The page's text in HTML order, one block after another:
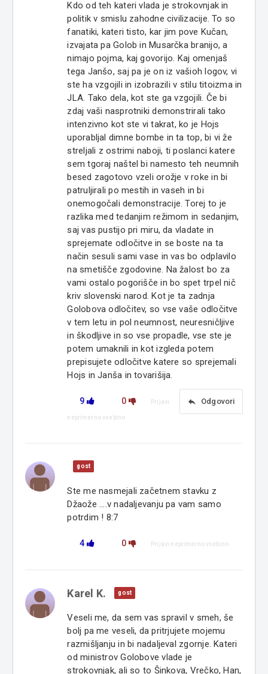
Kdo od teh kateri vlada je strokovnjak in
politik v smislu zahodne civilizacije. To so
fanatiki, kateri tisto, kar jim pove Kučan,
izvajata pa Golob in Musarčka branijo, a
nimajo pojma, kaj govorijo. Kaj omenjaš
tega Janšo, saj pa je on iz vašioh logov, vi
ste ha vzgojili in izobrazili v stilu titoizma in
JLA. Tako dela, kot ste ga vzgojili. Če bi
zdaj vaši nasprotniki demonstrirali tako
intenzivno kot ste vi takrat, ko je Hojs
uporabljal dimne bombe in ta top, bi vi že
streljali z ostrimi naboji, ti poslanci katere
sem tgoraj naštel bi namesto teh neumnih
besed zagotovo vzeli orožje v roke in bi
patruljirali po mestih in vaseh in bi
onemogočali demonstracije. Torej to je
razlika med tedanjim režimom in sedanjim,
saj vas pustijo pri miru, da vladate in
sprejemate odločitve in se boste na ta
način sesuli sami vase in vas bo odplavilo
na smetišče zgodovine. Na žalost bo za
vami ostalo pogorišče in bo spet trpel nič
kriv slovenski narod. Kot je ta zadnja
Golobova odločitev, so vse vaše odločitve
v tem letu in pol neumnost, neuresničljive
in škodljive in so vse propadle, vse ste je
potem umaknili in kot izgleda potem
prepisujete odločitve katere so sprejemali
Hojs in Janša in tovarišija.
9 0 reply Odgovori
Prijavi
neprimerno vsebino
gost
Ste me nasmejali začetnem stavku z
Džaože ....v nadaljevanju pa vam samo
potrdim ! 8:7
4 0 Prijavi neprimerno vsebino
Karel K. gost
Veseli me, da sem vas spravil v smeh, še
bolj pa me veseli, da pritrjujete mojemu
razmišljanju in bi nadaljeval zgornje. Kateri
od ministrov Golobove vlade je
strokovnjak, ali so to Šinkova, Vrečko, Han,